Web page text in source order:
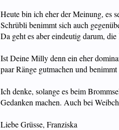
Heute bin ich eher der Meinung, es
Schrübli benimmt sich auch
Da geht es aber eindeutig darum,
Ist Deine Milly denn ein eher
paar Ränge gutmachen und
Ich denke, solange es beim
Gedanken machen. Auch bei
Liebe Grüsse, Franziska